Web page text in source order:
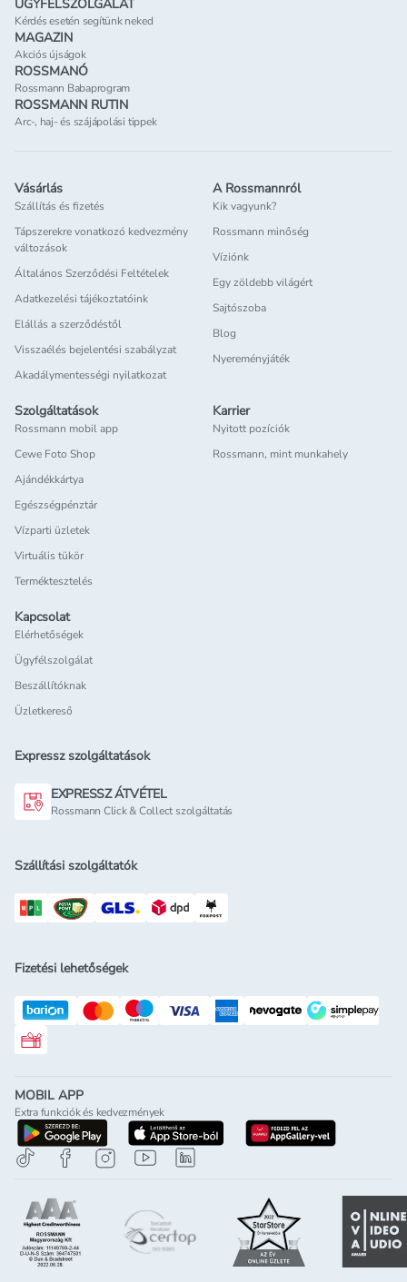
ÜGYFÉLSZOLGÁLAT
Kérdés esetén segítünk neked
MAGAZIN
Akciós újságok
ROSSMANÓ
Rossmann Babaprogram
ROSSMANN RUTIN
Arc-, haj- és szájápolási tippek
Vásárlás
Szállítás és fizetés
Tápszerekre vonatkozó kedvezmény
változások
Általános Szerződési Feltételek
Adatkezelési tájékoztatóink
Elállás a szerződéstől
Visszaélés bejelentési szabályzat
Akadálymentességi nyilatkozat
A Rossmannról
Kik vagyunk?
Rossmann minőség
Víziónk
Egy zöldebb világért
Sajtószoba
Blog
Nyereményjáték
Szolgáltatások
Rossmann mobil app
Cewe Foto Shop
Ajándékkártya
Egészségpénztár
Vízparti üzletek
Virtuális tükör
Terméktesztelés
Karrier
Nyitott pozíciók
Rossmann, mint munkahely
Kapcsolat
Elérhetőségek
Ügyfélszolgálat
Beszállítóknak
Üzletkereső
Expressz szolgáltatások
EXPRESSZ ÁTVÉTEL
Rossmann Click & Collect szolgáltatás
Szállítási szolgáltatók
Fizetési lehetőségek
Rossmann ajándékkártya
MOBIL APP
Extra funkciók és kedvezmények
letöltés a google-play-rölletöltés az app-store-ból
letöltés